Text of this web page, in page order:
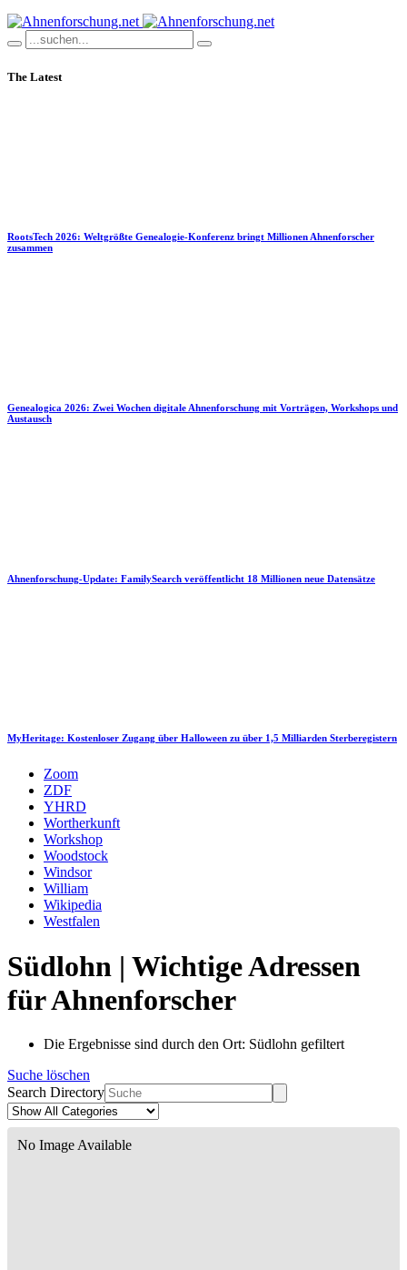
The Latest
RootsTech 2026: Weltgrößte Genealogie-Konferenz bringt Millionen Ahnenforscher
zusammen
Genealogica 2026: Zwei Wochen digitale Ahnenforschung mit Vorträgen, Workshops und
Austausch
Ahnenforschung-Update: FamilySearch veröffentlicht 18 Millionen neue Datensätze
MyHeritage: Kostenloser Zugang über Halloween zu über 1,5 Milliarden Sterberegistern
Zoom
ZDF
YHRD
Wortherkunft
Workshop
Woodstock
Windsor
William
Wikipedia
Westfalen
Südlohn | Wichtige Adressen
für Ahnenforscher
Die Ergebnisse sind durch den Ort: Südlohn gefiltert
Suche löschen
Search Directory
No Image Available